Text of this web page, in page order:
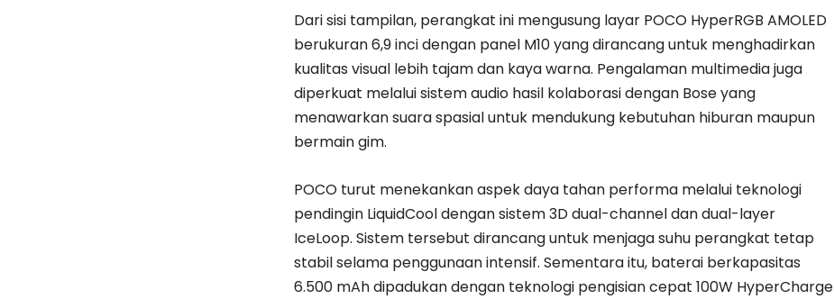
Dari sisi tampilan, perangkat ini mengusung layar POCO HyperRGB AMOLED
berukuran 6,9 inci dengan panel M10 yang dirancang untuk menghadirkan
kualitas visual lebih tajam dan kaya warna. Pengalaman multimedia juga
diperkuat melalui sistem audio hasil kolaborasi dengan Bose yang
menawarkan suara spasial untuk mendukung kebutuhan hiburan maupun
bermain gim.
POCO turut menekankan aspek daya tahan performa melalui teknologi
pendingin LiquidCool dengan sistem 3D dual-channel dan dual-layer
IceLoop. Sistem tersebut dirancang untuk menjaga suhu perangkat tetap
stabil selama penggunaan intensif. Sementara itu, baterai berkapasitas
6.500 mAh dipadukan dengan teknologi pengisian cepat 100W HyperCharge